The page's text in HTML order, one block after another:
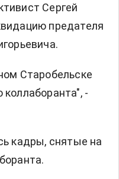
Сергей
предателя
Старобельске
-
кадры, снятые на